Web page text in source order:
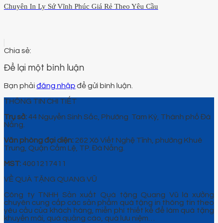
Chuyên In Ly Sứ Vĩnh Phúc Giá Rẻ Theo Yêu Cầu
Để lại một bình luận
Bạn phải đăng nhập để gửi bình luận.
THÔNG TIN CHI TIẾT
Trụ sở: 44 Nguyễn Sinh Sắc, Phường Tam Kỳ, Thành phố Đà
Nẵng.
Văn phòng đại diện: 262 Xô Viết Nghệ Tĩnh, phường Khuê
Trung, Quận Cẩm Lệ, TP. Đà Nẵng.
MST: 4001217411
VỀ QUÀ TẶNG QUANG VŨ
Công ty TNHH Sản xuất Quà tặng Quang Vũ là xưởng
chuyên cung cấp các sản phẩm quà tặng in thông tin theo
yêu cầu của khách hàng, miễn phí thiết kế để làm quà tặng
khuyến mãi, quà quảng cáo, quà lưu niệm…